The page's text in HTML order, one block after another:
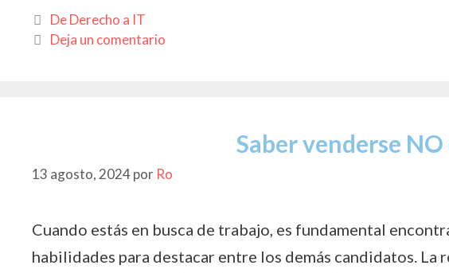
e
b
at
s
itt
er y
Categorías
De Derecho a IT
Deja un comentario
Saber venderse
13 agosto, 2024por Ro
Cuando estás en busca de trabajo, es fundamental
habilidades para destacar entre los demás candidatos. La